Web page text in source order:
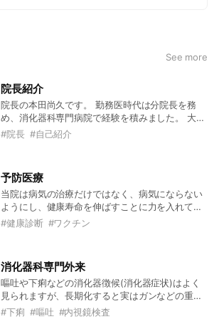
See more
院長紹介
院長の本田尚久です。 勤務医時代は分院長を務
め、消化器科専門病院で経験を積みました。 大好
きな代々木上原の地に開業でき、とても幸せで
ト：保護犬・保護猫(インスタあげています) 趣
味：サッカー(小中高大とサッカー部でした)、ス
イーツ食べる(ダイエット中)
#院長 #自己紹介
予防医療
当院は病気の治療だけではなく、病気にならない
ようにし、健康寿命を伸ばすことに力を入れてお
ります。 ・各種ワクチン接種 ・寄生虫予防 ・健
#健康診断 #ワクチン
消化器科専門外来
嘔吐や下痢などの消化器徴候(消化器症状)はよく
見られますが、長期化すると実はガンなどの重い
病気が隠れている可能性もあります。 当院では、
#下痢 #嘔吐 #内視鏡検査